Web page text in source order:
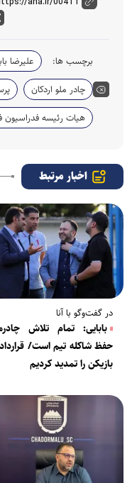
برچسب ها: علیرضا
چادر ملو اردکان
هیات رئیسه فدراسیون
اخبار مرتبط
در گفت‌وگو با آنا
بابایی: تمام تلاش
بازیکن را تمدید کردیم